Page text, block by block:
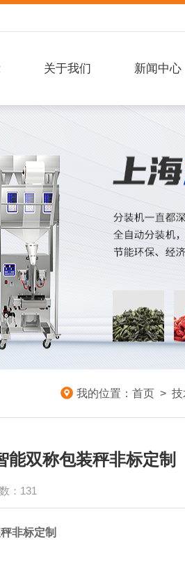
关于我们 新闻中心
我的位置： 首页 > 技
双称包装秤非标定制
：131
非标定制